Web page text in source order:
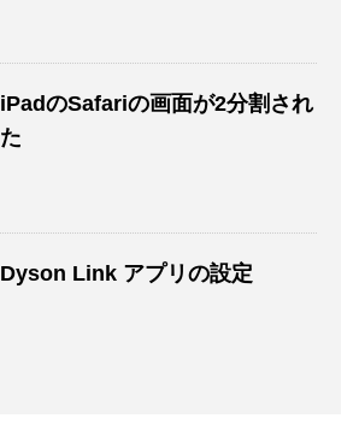
iPadのSafariの画面が2分割され
た
Dyson Link アプリの設定